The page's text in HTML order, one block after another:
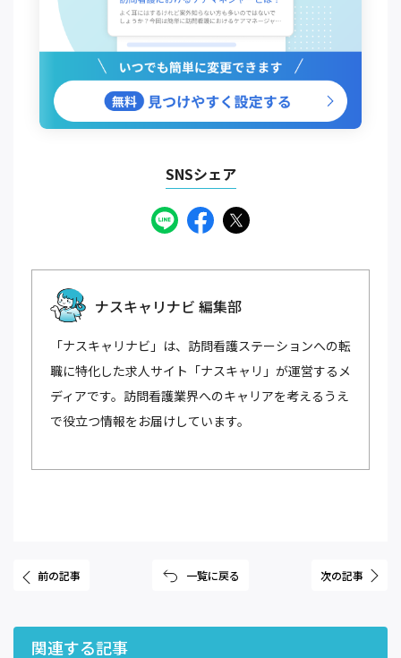
SNSシェア
ナスキャリナビ 編集部
「ナスキャリナビ」は、訪問看護ステーションへの転
職に特化した求人サイト「ナスキャリ」が運営するメ
ディアです。訪問看護業界へのキャリアを考えるうえ
で役立つ情報をお届けしています。
前の記事 一覧に戻る 次の記事
関連する記事